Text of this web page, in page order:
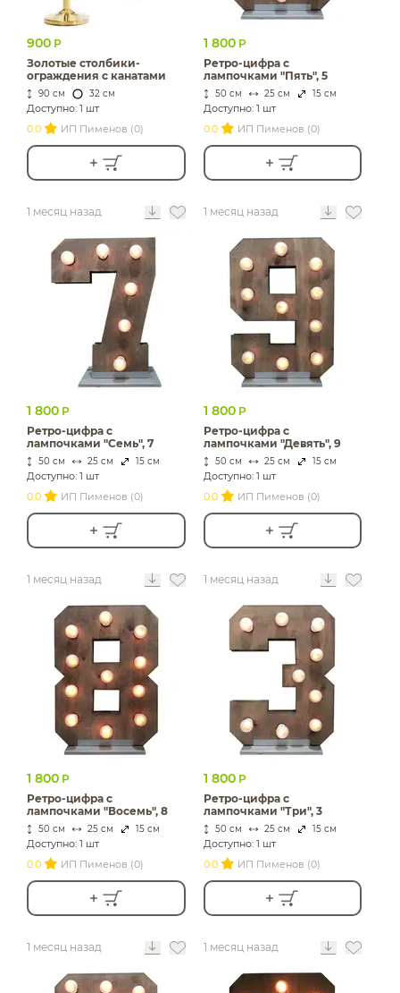
900 Р
Золотые столбики-
ограждения с канатами
90 см 32 см
Доступно: 1 шт
0.0
ИП Пименов (0)
1 800 Р
Ретро-цифра с
лампочками "Пять", 5
50 см 25 см 15 см
Доступно: 1 шт
0.0
ИП Пименов (0)
1 месяц назад
1 800 Р
Ретро-цифра с
лампочками "Семь", 7
50 см 25 см 15 см
Доступно: 1 шт
0.0
ИП Пименов (0)
1 месяц назад
1 800 Р
Ретро-цифра с
лампочками "Девять", 9
50 см 25 см 15 см
Доступно: 1 шт
0.0
ИП Пименов (0)
1 месяц назад
1 800 Р
Ретро-цифра с
лампочками "Восемь", 8
50 см 25 см 15 см
Доступно: 1 шт
0.0
ИП Пименов (0)
1 месяц назад
1 800 Р
Ретро-цифра с
лампочками "Три", 3
50 см 25 см 15 см
Доступно: 1 шт
0.0
ИП Пименов (0)
1 месяц назад 1 месяц назад